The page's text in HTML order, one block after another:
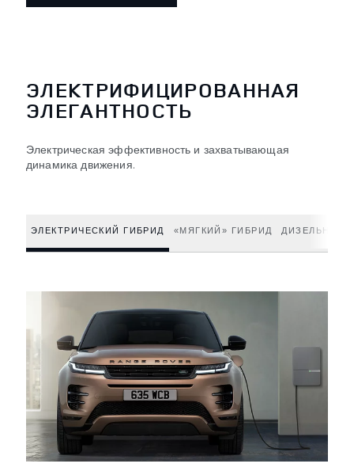
ЭЛЕКТРИФИЦИРОВАННАЯ
ЭЛЕГАНТНОСТЬ
Электрическая эффективность и захватывающая
динамика движения.
ЭЛЕКТРИЧЕСКИЙ ГИБРИД «МЯГКИЙ» ГИБРИД ДИЗЕЛЬНЫЙ